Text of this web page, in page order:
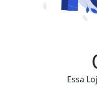
Essa